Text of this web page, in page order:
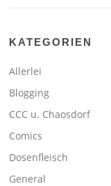
KATEGORIEN
Allerlei
Blogging
CCC u. Chaosdorf
Comics
Dosenfleisch
General